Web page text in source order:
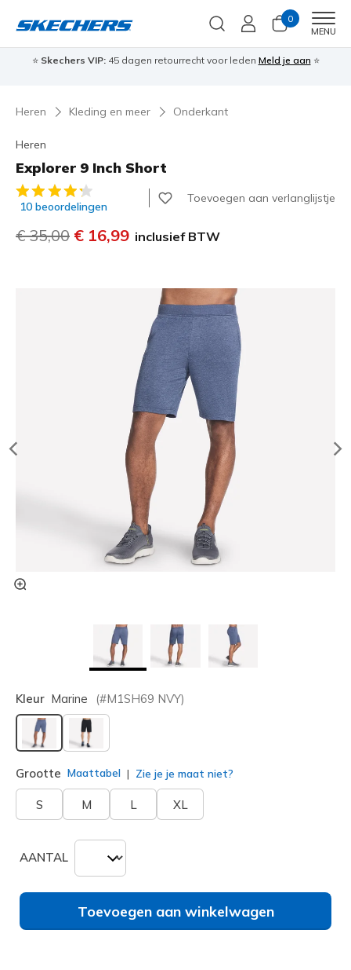
0
MENU
⭐ Skechers VIP:45 dagen retourrecht voor leden Meld je aan ⭐
Heren Kleding en meer Onderkant
Heren
Explorer 9 Inch Short
5 van de 5 klantbeoordelingen
10 beoordelingen
Toevoegen aan verlanglijstje
Prijs verlaagd van
€ 35,00 naar
€ 16,99 inclusief BTW
Kleur Marine (#M1SH69 NVY)
geselecteerd
Grootte Maattabel Zie je je maat niet?
S M L XL
AANTAL
Toevoegen aan winkelwagen